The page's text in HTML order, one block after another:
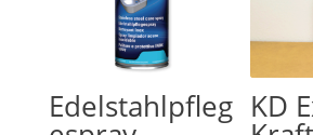
Edelstahlpfleg KD